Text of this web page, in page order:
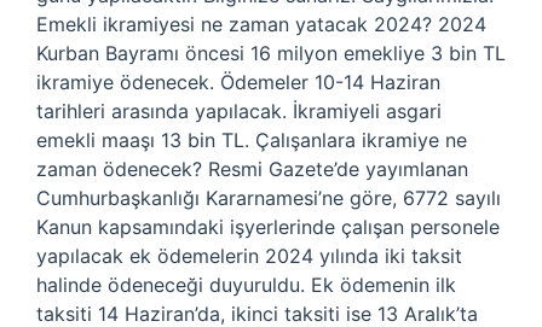
Emekli ikramiyesi ne zaman yatacak 2024? 2024
Kurban Bayramı öncesi 16 milyon emekliye 3 bin TL
ikramiye ödenecek. Ödemeler 10-14 Haziran
tarihleri ​​arasında yapılacak. İkramiyeli asgari
emekli maaşı 13 bin TL. Çalışanlara ikramiye ne
zaman ödenecek? Resmi Gazete’de yayımlanan
Cumhurbaşkanlığı Kararnamesi’ne göre, 6772 sayılı
Kanun kapsamındaki işyerlerinde çalışan personele
yapılacak ek ödemelerin 2024 yılında iki taksit
halinde ödeneceği duyuruldu. Ek ödemenin ilk
taksiti 14 Haziran’da, ikinci taksiti ise 13 Aralık’ta